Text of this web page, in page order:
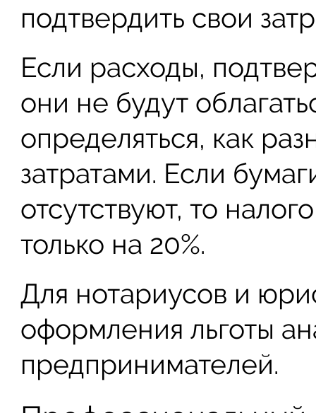
подтвердить свои
Если расходы,
они не будут
определяться, как
затратами. Если
отсутствуют, то
только на 20%.
Для нотариусов и
оформления льготы
предпринимателей.